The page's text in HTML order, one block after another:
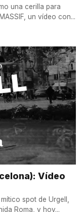
una cerilla para
un vídeo con...
Vídeo
spot de Urgell,
Roma, y hoy...